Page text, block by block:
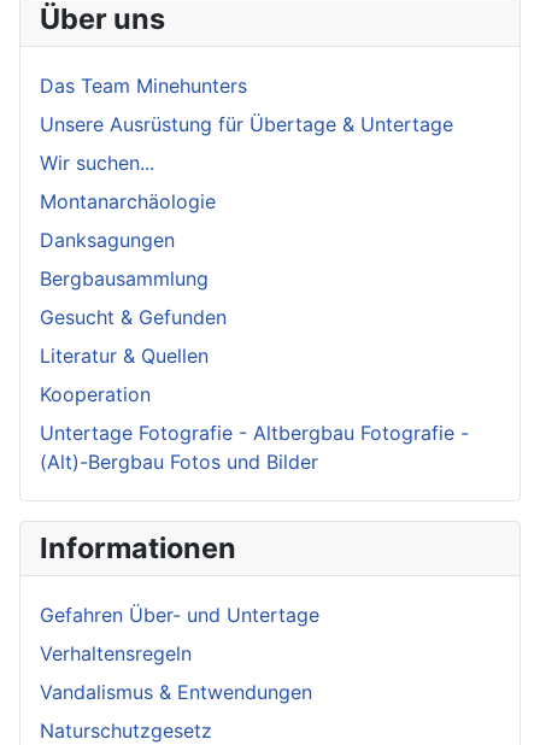
Über uns
Das Team Minehunters
Unsere Ausrüstung für Übertage & Untertage
Wir suchen...
Montanarchäologie
Danksagungen
Bergbausammlung
Gesucht & Gefunden
Literatur & Quellen
Kooperation
Untertage Fotografie - Altbergbau Fotografie -
(Alt)-Bergbau Fotos und Bilder
Informationen
Gefahren Über- und Untertage
Verhaltensregeln
Vandalismus & Entwendungen
Naturschutzgesetz